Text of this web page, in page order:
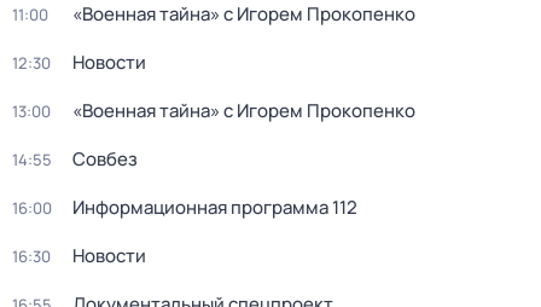
11:00 «Военная тайна» с Игорем Прокопенко
12:30 Новости
13:00 «Военная тайна» с Игорем Прокопенко
14:55 Совбез
16:00 Информационная программа 112
16:30 Новости